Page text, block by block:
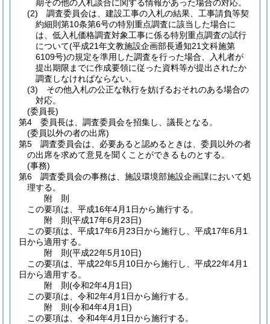
期その他の入札談合に関する情報があった場合の対応。
(2) 調査委員会は、建設工事の入札の結果、工事請負等契
約細則第10条第6号の特別重点調査に該当した場合に
は、低入札価格調査対象工事に係る特別重点調査の試行
について(平成21年文教施設企画部長通知21文科施第
6109号)の規定を準用した調査を行った場合、入札者が
提出期限までに作成要領に従った資料等が提出されたか
調査しなければならない。
(3) その他入札の公正な執行を妨げるおそれのある場合の
対応。
(委員長)
第4 委員長は、調査委員会を招集し、議長となる。
(委員以外の者の出席)
第5 調査委員会は、必要あると認めるときは、委員以外の者
の出席を求めて意見を聞くことができるものとする。
(事務)
第6 調査委員会の事務は、施設環境部施設企画課において処
理する。
附 則
この要項は、平成16年4月1日から施行する。
附 則(平成17年6月23日)
この要項は、平成17年6月23日から施行し、平成17年6月1
日から適用する。
附 則(平成22年5月10日)
この要項は、平成22年5月10日から施行し、平成22年4月1
日から適用する。
附 則(令和2年4月1日)
この要項は、令和2年4月1日から施行する。
附 則(令和4年4月1日)
この要項は、令和4年4月1日から施行する。